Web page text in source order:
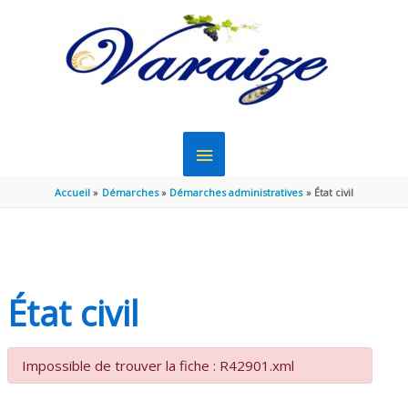
MENU
PRINCIPAL
Accueil Démarches Démarches administratives État civil
État civil
Impossible de trouver la fiche : R42901.xml